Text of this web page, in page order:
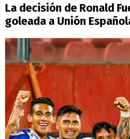
La decisión de Ronald
goleada a Unión